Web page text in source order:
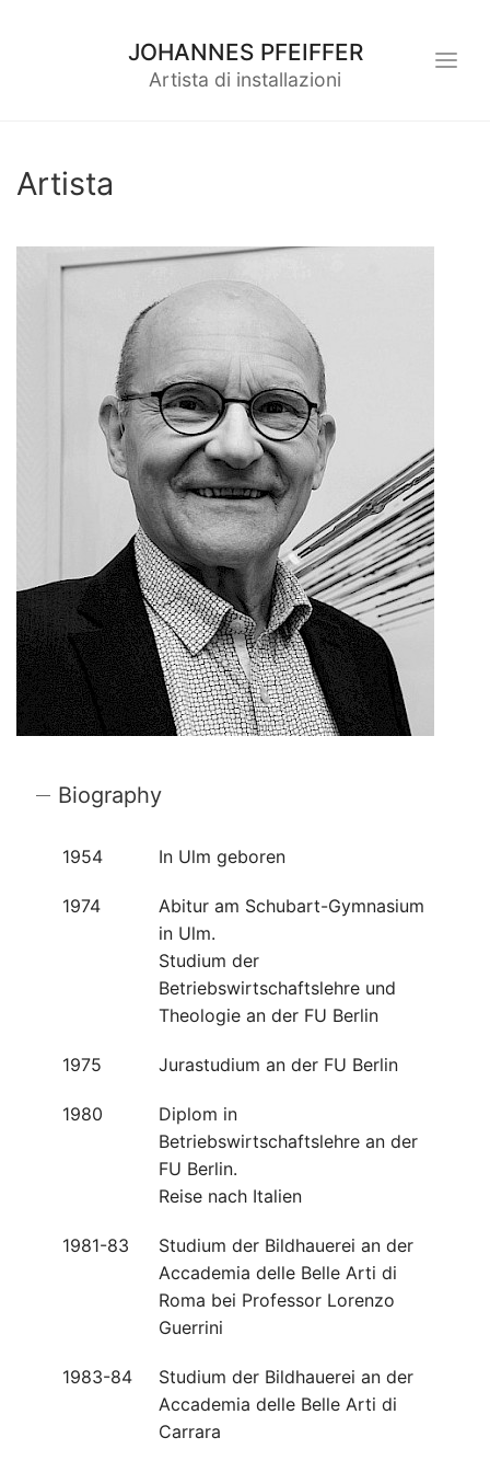
JOHANNES PFEIFFER
Artista di installazioni
Artista
Biography
1954 In Ulm geboren
1974
Abitur am Schubart-Gymnasium
in Ulm.
Studium der
Betriebswirtschaftslehre und
Theologie an der FU Berlin
1975 Jurastudium an der FU Berlin
1980
Diplom in
Betriebswirtschaftslehre an der
FU Berlin.
Reise nach Italien
1981-83
Studium der Bildhauerei an der
Accademia delle Belle Arti di
Roma bei Professor Lorenzo
Guerrini
1983-84
Studium der Bildhauerei an der
Accademia delle Belle Arti di
Carrara